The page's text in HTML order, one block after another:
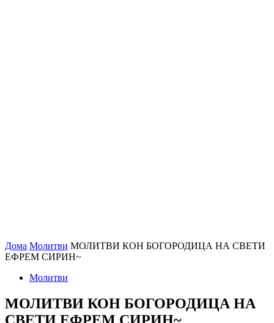
Дома Молитви МОЛИТВИ КОН БОГОРОДИЦА НА СВЕТИ
ЕФРЕМ СИРИН~
Молитви
МОЛИТВИ КОН БОГОРОДИЦА НА